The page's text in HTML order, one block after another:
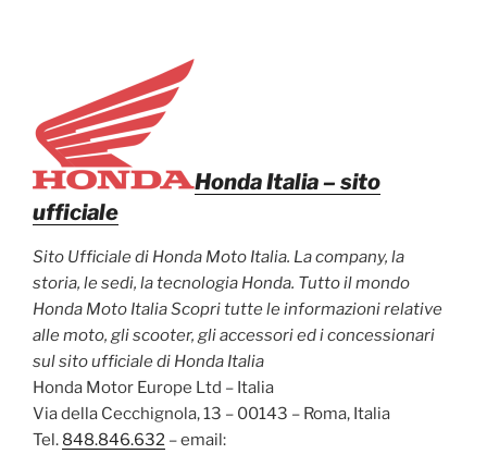
Honda Italia– sito
ufficiale
Sito Ufficiale di Honda Moto Italia. La company, la
storia, le sedi, la tecnologia Honda. Tutto il mondo
Honda Moto Italia Scopri tutte le informazioni relative
alle moto, gli scooter, gli accessori ed i concessionari
sul sito ufficiale di Honda Italia
Honda Motor Europe Ltd – Italia
Via della Cecchignola, 13 – 00143 – Roma, Italia
Tel. 848.846.632 – email: